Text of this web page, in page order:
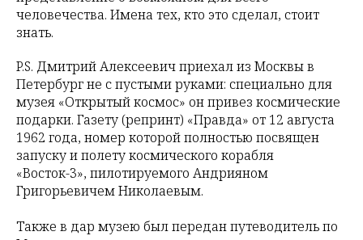
человечества. Имена тех, кто это сделал, стоит
знать.
P.S. Дмитрий Алексеевич приехал из Москвы в
Петербург не с пустыми руками: специально для
музея «Открытый космос» он привез космические
подарки. Газету (репринт) «Правда» от 12 августа
1962 года, номер которой полностью посвящен
запуску и полету космического корабля
«Восток-3», пилотируемого Андрияном
Григорьевичем Николаевым.
Также в дар музею был передан путеводитель по